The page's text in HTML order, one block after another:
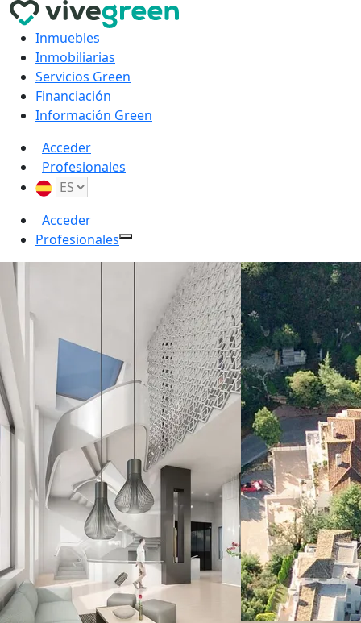
Inmuebles
Inmobiliarias
Servicios Green
Financiación
Información Green
Acceder
Profesionales
Acceder
Profesionales